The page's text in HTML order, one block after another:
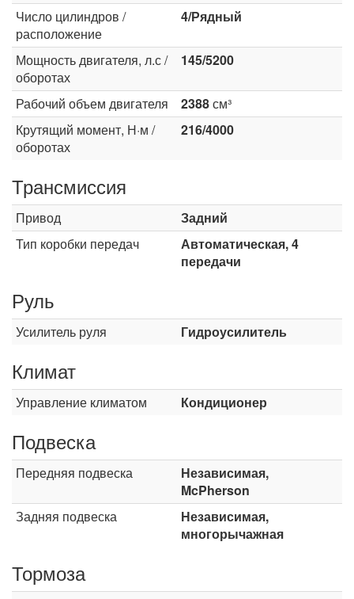
Число цилиндров /
расположение
4/Рядный
Мощность двигателя, л.с /
оборотах
145/5200
Рабочий объем двигателя 2388см³
Крутящий момент, Н·м /
оборотах
216/4000
Трансмиссия
Привод
Задний
Тип коробки передач
Автоматическая, 4
передачи
Руль
Усилитель руля Гидроусилитель
Климат
Управление климатом Кондиционер
Подвеска
Передняя подвеска
Независимая,
McPherson
Задняя подвеска
Независимая,
многорычажная
Тормоза